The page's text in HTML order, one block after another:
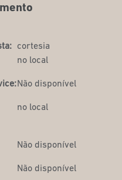
cortesia
no local
Não disponível
no local
Não disponível
Não disponível